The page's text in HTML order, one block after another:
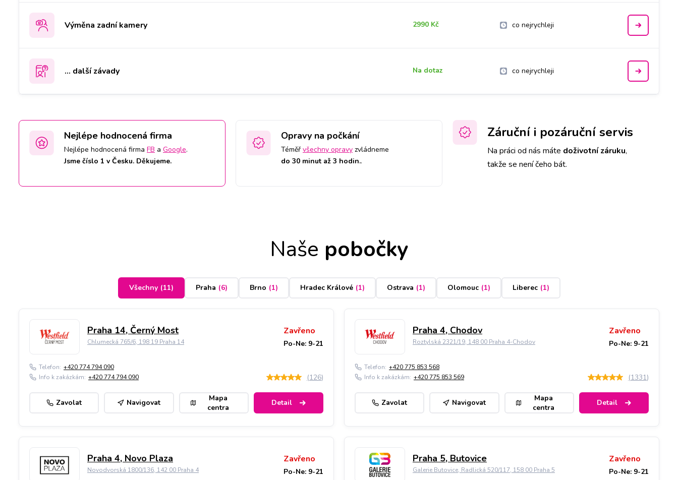
Výměna zadní kamery 2990 Kč co nejrychleji
... další závady Na dotaz co nejrychleji
Nejlépe hodnocená firma
Nejlépe hodnocená firma FB a Google.
Jsme číslo 1 v Česku. Děkujeme.
Opravy na počkání
Téměř všechny opravy zvládneme
do 30 minut až 3 hodin..
Záruční i pozáruční servis
Na práci od nás máte doživotní záruku,
takže se není čeho bát.
Naše pobočky
Všechny (11) Praha (6) Brno (1) Hradec Králové (1) Ostrava (1) Olomouc (1) Liberec (1)
Praha 14, Černý Most
Chlumecká 765/6, 198 19 Praha 14
Zavřeno
Po-Ne: 9-21
Telefon: +420 774 794 090
Info k zakázkám: +420 774 794 090 (126)
Zavolat Navigovat
Mapa
centra
Detail
Praha 4, Chodov
Roztylská 2321/19, 148 00 Praha 4-Chodov
Zavřeno
Po-Ne: 9-21
Telefon: +420 775 853 568
Info k zakázkám: +420 775 853 569 (1331)
Zavolat Navigovat
Mapa
centra
Detail
Praha 4, Novo Plaza
Novodvorská 1800/136, 142 00 Praha 4
Zavřeno
Po-Ne: 9-21
Praha 5, Butovice
Galerie Butovice, Radlická 520/117, 158 00 Praha 5
Zavřeno
Po-Ne: 9-21